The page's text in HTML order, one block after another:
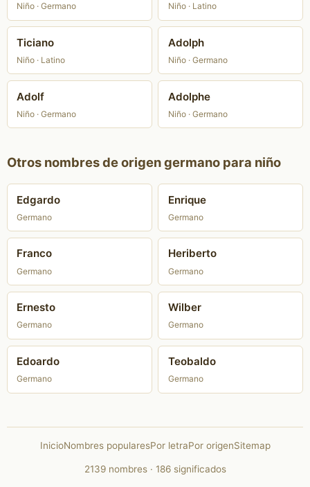
Niño · Germano Niño · Latino
Ticiano
Niño · Latino
Adolph
Niño · Germano
Adolf
Niño · Germano
Adolphe
Niño · Germano
Otros nombres de origen germano para niño
Edgardo
Germano
Enrique
Germano
Franco
Germano
Heriberto
Germano
Ernesto
Germano
Wilber
Germano
Edoardo
Germano
Teobaldo
Germano
InicioNombres popularesPor letraPor origenSitemap
2139 nombres · 186 significados